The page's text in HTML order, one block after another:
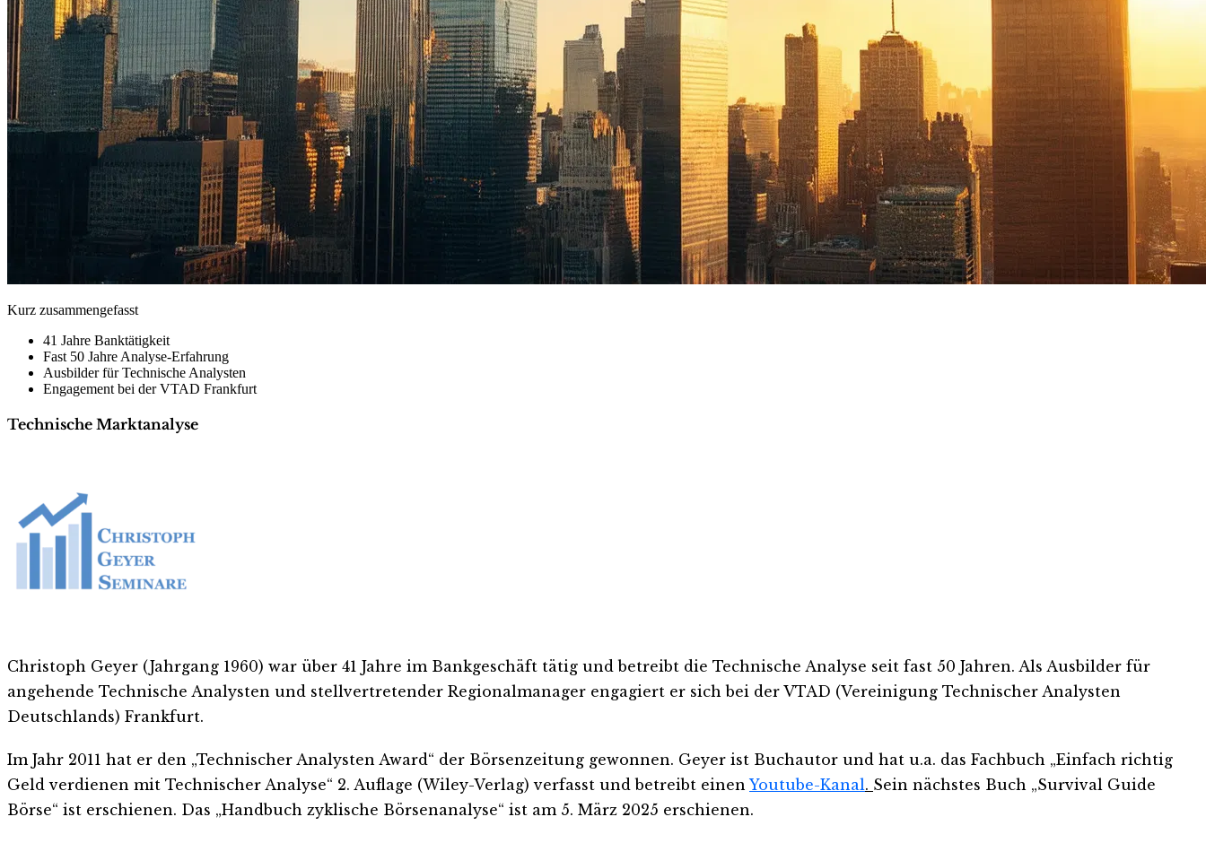
Kurz zusammengefasst
41 Jahre Banktätigkeit
Fast 50 Jahre Analyse-Erfahrung
Ausbilder für Technische Analysten
Engagement bei der VTAD Frankfurt
Technische Marktanalyse
Christoph Geyer (Jahrgang 1960) war über 41 Jahre im Bankgeschäft tätig und betreibt die Technische Analyse seit fast 50 Jahren. Als Ausbilder für
angehende Technische Analysten und stellvertretender Regionalmanager engagiert er sich bei der VTAD (Vereinigung Technischer Analysten
Deutschlands) Frankfurt.
Im Jahr 2011 hat er den „Technischer Analysten Award“ der Börsenzeitung gewonnen. Geyer ist Buchautor und hat u.a. das Fachbuch „Einfach richtig
Geld verdienen mit Technischer Analyse“ 2. Auflage (Wiley-Verlag) verfasst und betreibt einen Youtube-Kanal. Sein nächstes Buch „Survival Guide
Börse“ ist erschienen. Das „Handbuch zyklische Börsenanalyse“ ist am 5. März 2025 erschienen.